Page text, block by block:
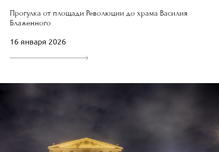
Прогулка от площади Революции до храма Василия
Блаженного
16 января 2026